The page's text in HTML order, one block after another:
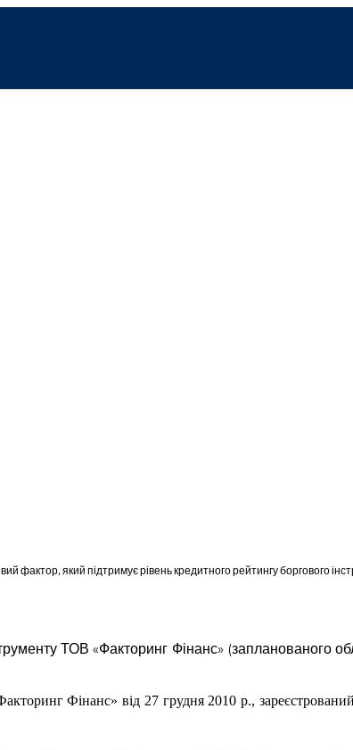
фактор, який підтримує рівень кредитного рейтингу боргового
ТОВ «Факторинг Фінанс» (запланованого
Фінанс» від 27 грудня 2010 р., зареєстрований